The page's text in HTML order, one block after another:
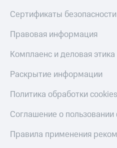
Сертификаты
Правовая информация
Комплаенс и деловая этика
Раскрытие информации
Политика обработки cookies
Соглашение о пользовании
Правила применения